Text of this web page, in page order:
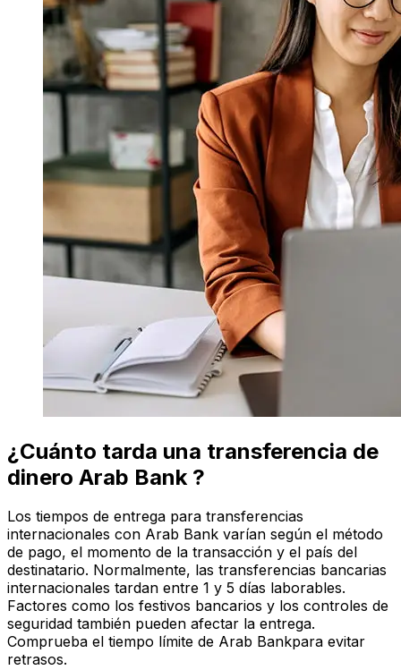
¿Cuánto tarda una transferencia de
dinero Arab Bank ?
Los tiempos de entrega para transferencias
internacionales con Arab Bank varían según el método
de pago, el momento de la transacción y el país del
destinatario. Normalmente, las transferencias bancarias
internacionales tardan entre 1 y 5 días laborables.
Factores como los festivos bancarios y los controles de
seguridad también pueden afectar la entrega.
Comprueba el tiempo límite de Arab Bankpara evitar
retrasos.